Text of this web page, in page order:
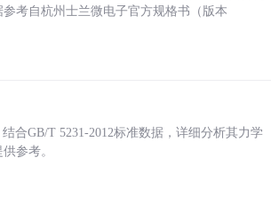
考自杭州士兰微电子官方规格书（版本
合GB/T 5231-2012标准数据，详细分析其力学
参考。